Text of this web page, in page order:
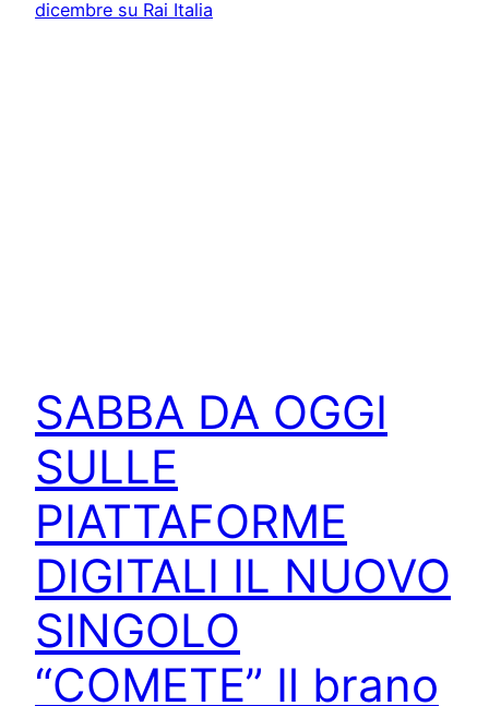
SABBA DA OGGI
SULLE
PIATTAFORME
DIGITALI IL NUOVO
SINGOLO
“COMETE” Il brano